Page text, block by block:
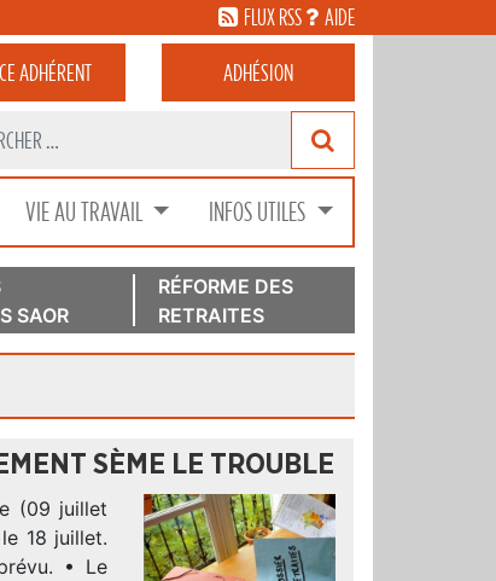
FLUX RSS AIDE
ADHÉRENT ADHÉSION
VIE AU TRAVAIL INFOS UTILES
SAOR
RÉFORME DES
RETRAITES
SÈME LE TROUBLE
(09 juillet
18 juillet.
• Le